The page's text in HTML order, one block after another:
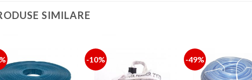
SIMILARE
-10% -49%